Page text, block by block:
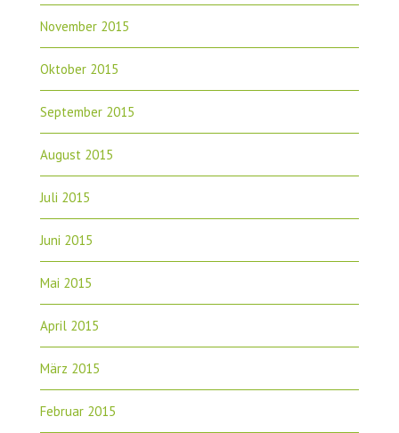
November 2015
Oktober 2015
September 2015
August 2015
Juli 2015
Juni 2015
Mai 2015
April 2015
März 2015
Februar 2015